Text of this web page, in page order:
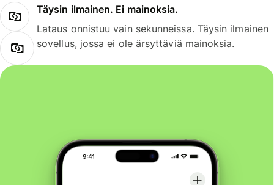
Täysin ilmainen. Ei mainoksia.
Lataus onnistuu vain sekunneissa. Täysin ilmainen
sovellus, jossa ei ole ärsyttäviä mainoksia.